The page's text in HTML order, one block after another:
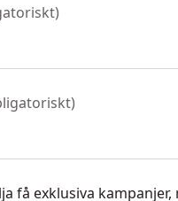
)
)
få exklusiva